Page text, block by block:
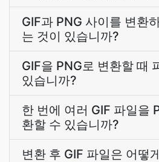
GIF과 PNG 사이를 변환
는 것이 있습니까?
GIF을 PNG로 변환할 때
있습니까?
한 번에 여러 GIF 파일을
환할 수 있습니까?
변환 후 GIF 파일은 어떻